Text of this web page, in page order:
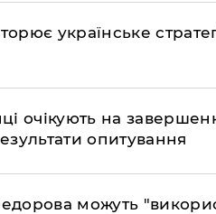
українське
очікують на
опитування
можуть